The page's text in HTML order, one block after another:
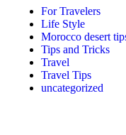
For Travelers
Life Style
Morocco desert
Tips and Tricks
Travel
Travel Tips
uncategorized